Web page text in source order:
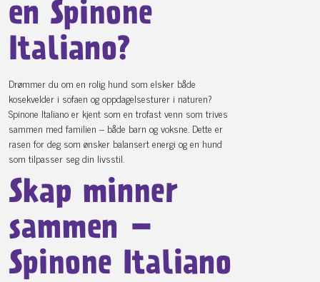
en Spinone
Italiano?
Drømmer du om en rolig hund som elsker både
kosekvelder i sofaen og oppdagelsesturer i naturen?
Spinone Italiano er kjent som en trofast venn som trives
sammen med familien – både barn og voksne. Dette er
rasen for deg som ønsker balansert energi og en hund
som tilpasser seg din livsstil.
Skap minner
sammen –
Spinone Italiano